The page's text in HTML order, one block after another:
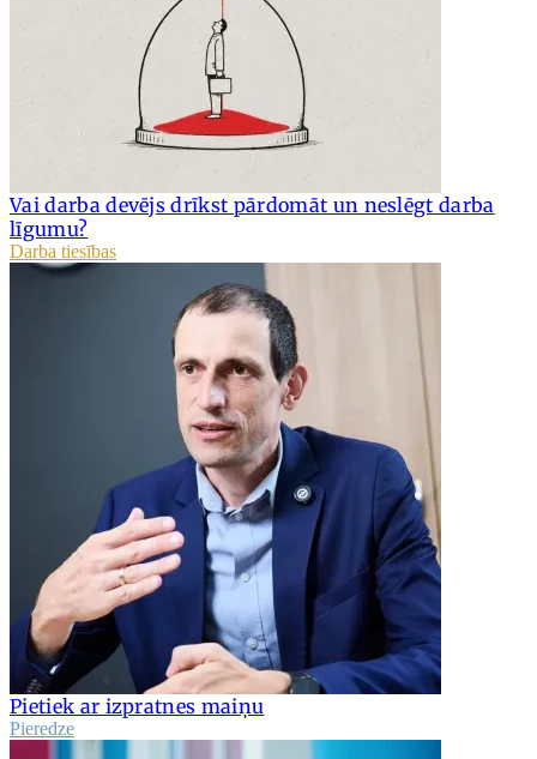
Vai darba devējs drīkst pārdomāt un neslēgt darba
līgumu?
Darba tiesības
Pietiek ar izpratnes maiņu
Pieredze